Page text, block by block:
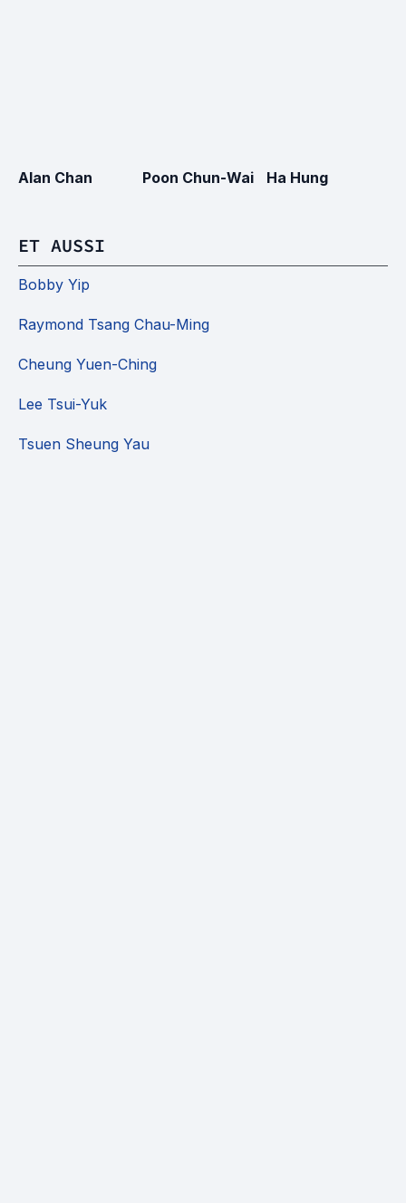
Alan Chan Poon Chun-Wai Ha Hung
ET AUSSI
Bobby Yip
Raymond Tsang Chau-Ming
Cheung Yuen-Ching
Lee Tsui-Yuk
Tsuen Sheung Yau